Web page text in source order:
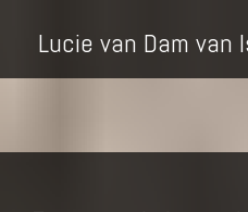
Lucie van Dam van